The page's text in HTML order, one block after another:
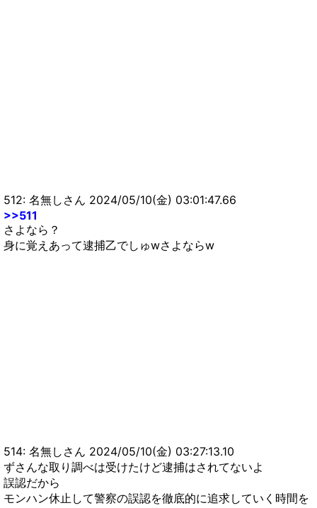
512: 名無しさん 2024/05/10(金) 03:01:47.66
>>511
さよなら？
身に覚えあって逮捕乙でしゅwさよならw
514: 名無しさん 2024/05/10(金) 03:27:13.10
ずさんな取り調べは受けたけど逮捕はされてないよ
誤認だから
モンハン休止して警察の誤認を徹底的に追求していく時間を